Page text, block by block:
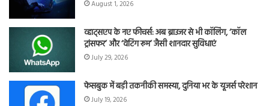
August 1, 2026
व्हाट्सएप के नए फीचर्स: अब ब्राउजर से भी कॉलिंग, ‘कॉल
ट्रांसफर’ और ‘वेटिंग रूम’ जैसी शानदार सुविधाएं
July 29, 2026
फेसबुक में बड़ी तकनीकी समस्या, दुनिया भर के यूजर्स परेशान
July 19, 2026